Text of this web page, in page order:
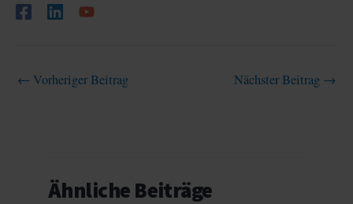
← Vorheriger Beitrag Nächster Beitrag →
Ähnliche Beiträge